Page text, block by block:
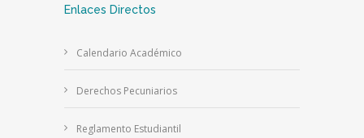
Enlaces Directos
Calendario Académico
Derechos Pecuniarios
Reglamento Estudiantil